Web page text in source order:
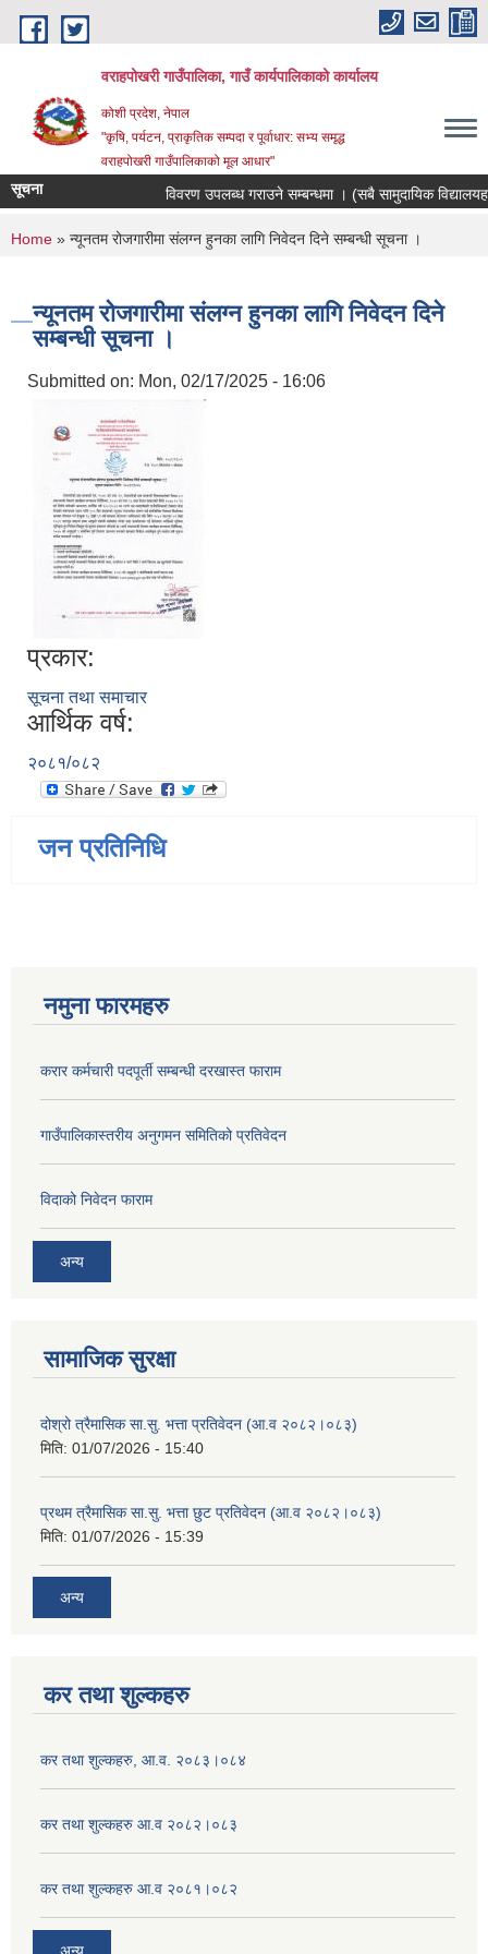
Skip to main content
वराहपोखरी गाउँपालिका, गाउँ कार्यपालिकाको कार्यालय
कोशी प्रदेश, नेपाल
"कृषि, पर्यटन, प्राकृतिक सम्पदा र पूर्वाधार: सभ्य समृद्ध
वराहपोखरी गाउँपालिकाको मूल आधार"
सूचना विवरण उपलब्ध गराउने सम्बन्धमा । (सबै सामुदायिक विद्यालयहरु)
You are here
Home » न्यूनतम रोजगारीमा संलग्न हुनका लागि निवेदन दिने सम्बन्धी सूचना ।
न्यूनतम रोजगारीमा संलग्न हुनका लागि निवेदन दिने
सम्बन्धी सूचना ।
Submitted on: Mon, 02/17/2025 - 16:06
प्रकार:
सूचना तथा समाचार
आर्थिक वर्ष:
२०८१/०८२
जन प्रतिनिधि
नमुना फारमहरु
करार कर्मचारी पदपूर्ती सम्बन्धी दरखास्त फाराम
गाउँपालिकास्तरीय अनुगमन समितिको प्रतिवेदन
विदाको निवेदन फाराम
अन्य
सामाजिक सुरक्षा
दोश्रो त्रैमासिक सा.सु. भत्ता प्रतिवेदन (आ.व २०८२।०८३)
मिति: 01/07/2026 - 15:40
प्रथम त्रैमासिक सा.सु. भत्ता छुट प्रतिवेदन (आ.व २०८२।०८३)
मिति: 01/07/2026 - 15:39
अन्य
कर तथा शुल्कहरु
कर तथा शुल्कहरु, आ.व. २०८३।०८४
कर तथा शुल्कहरु आ.व २०८२।०८३
कर तथा शुल्कहरु आ.व २०८१।०८२
अन्य